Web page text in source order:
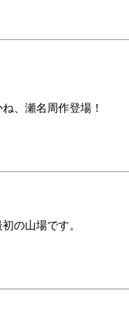
、瀬名周作登場！
の山場です。